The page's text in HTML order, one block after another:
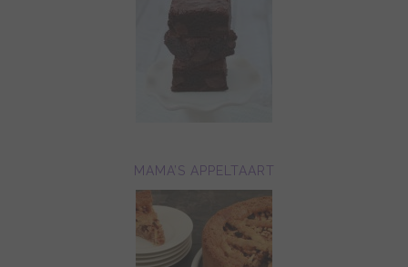
MAMA’S APPELTAART